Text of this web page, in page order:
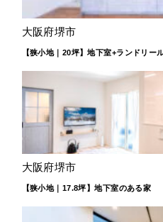
大阪府堺市
【狭小地｜20坪】地下室+ランドリー
大阪府堺市
【狭小地｜17.8坪】地下室のある家